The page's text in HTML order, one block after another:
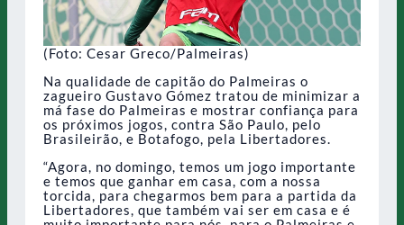
(Foto: Cesar Greco/Palmeiras)
Na qualidade de capitão do Palmeiras o
zagueiro Gustavo Gómez tratou de minimizar a
má fase do Palmeiras e mostrar confiança para
os próximos jogos, contra São Paulo, pelo
Brasileirão, e Botafogo, pela Libertadores.
“Agora, no domingo, temos um jogo importante
e temos que ganhar em casa, com a nossa
torcida, para chegarmos bem para a partida da
Libertadores, que também vai ser em casa e é